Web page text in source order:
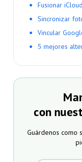
Fusionar
Sincronizar
Vincular
5 mejores
con
Guárdenos como